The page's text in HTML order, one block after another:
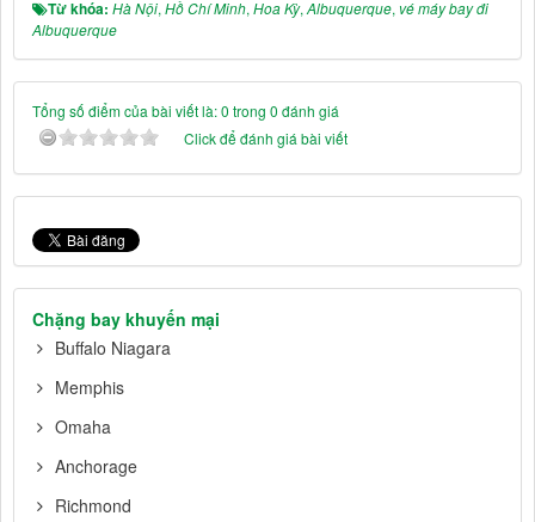
Từ khóa: Hà Nội, Hồ Chí Minh, Hoa Kỳ, Albuquerque, vé máy bay đi
Albuquerque
Tổng số điểm của bài viết là: 0 trong 0 đánh giá
Click để đánh giá bài viết
Chặng bay khuyến mại
Buffalo Niagara
Memphis
Omaha
Anchorage
Richmond